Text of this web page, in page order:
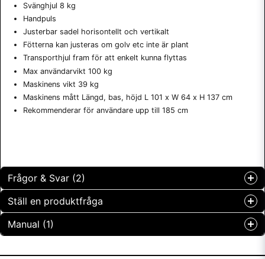
Svänghjul 8 kg
Handpuls
Justerbar sadel horisontellt och vertikalt
Fötterna kan justeras om golv etc inte är plant
Transporthjul fram för att enkelt kunna flyttas
Max användarvikt 100 kg
Maskinens vikt 39 kg
Maskinens mått Längd, bas, höjd L 101 x W 64 x H 137 cm
Rekommenderar för användare upp till 185 cm
Frågor & Svar (2)
Maria Louise Larsson frågade
Går det att sitta o cykla samtidigt som armarna används
Ställ en produktfråga
question
Fråga oss något om denna produkten...
Manual (1)